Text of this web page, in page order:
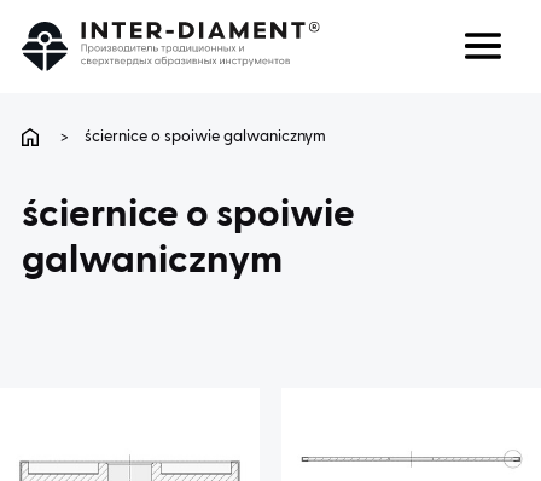
ПРОДУКТЫ
КАРЬЕРА
> ściernice o spoiwie galwanicznym
ściernice o spoiwie
galwanicznym